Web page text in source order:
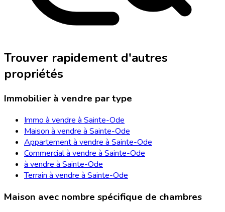
Trouver rapidement d'autres
propriétés
Immobilier à vendre par type
Immo à vendre à Sainte-Ode
Maison à vendre à Sainte-Ode
Appartement à vendre à Sainte-Ode
Commercial à vendre à Sainte-Ode
à vendre à Sainte-Ode
Terrain à vendre à Sainte-Ode
Maison avec nombre spécifique de chambres